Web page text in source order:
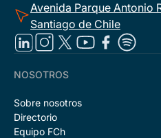
Avenida Parque Antonio
Santiago de Chile
NOSOTROS
Sobre nosotros
Directorio
Equipo FCh